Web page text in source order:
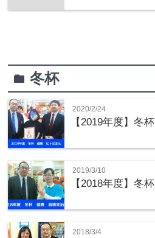
folder冬杯
2020/2/24
【2019年度】冬杯
2019/3/10
【2018年度】冬杯
2018/3/4